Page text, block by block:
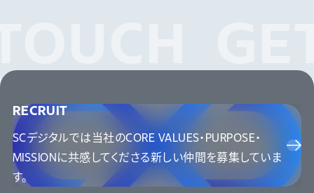
RECRUIT
SCデジタルでは当社のCORE VALUES・PURPOSE・
MISSIONに共感してくださる新しい仲間を募集していま
す。